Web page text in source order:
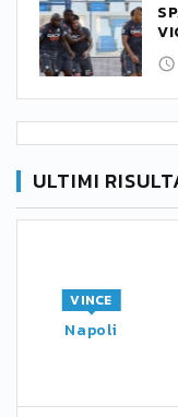
ULTIMI
Napoli
VINCE